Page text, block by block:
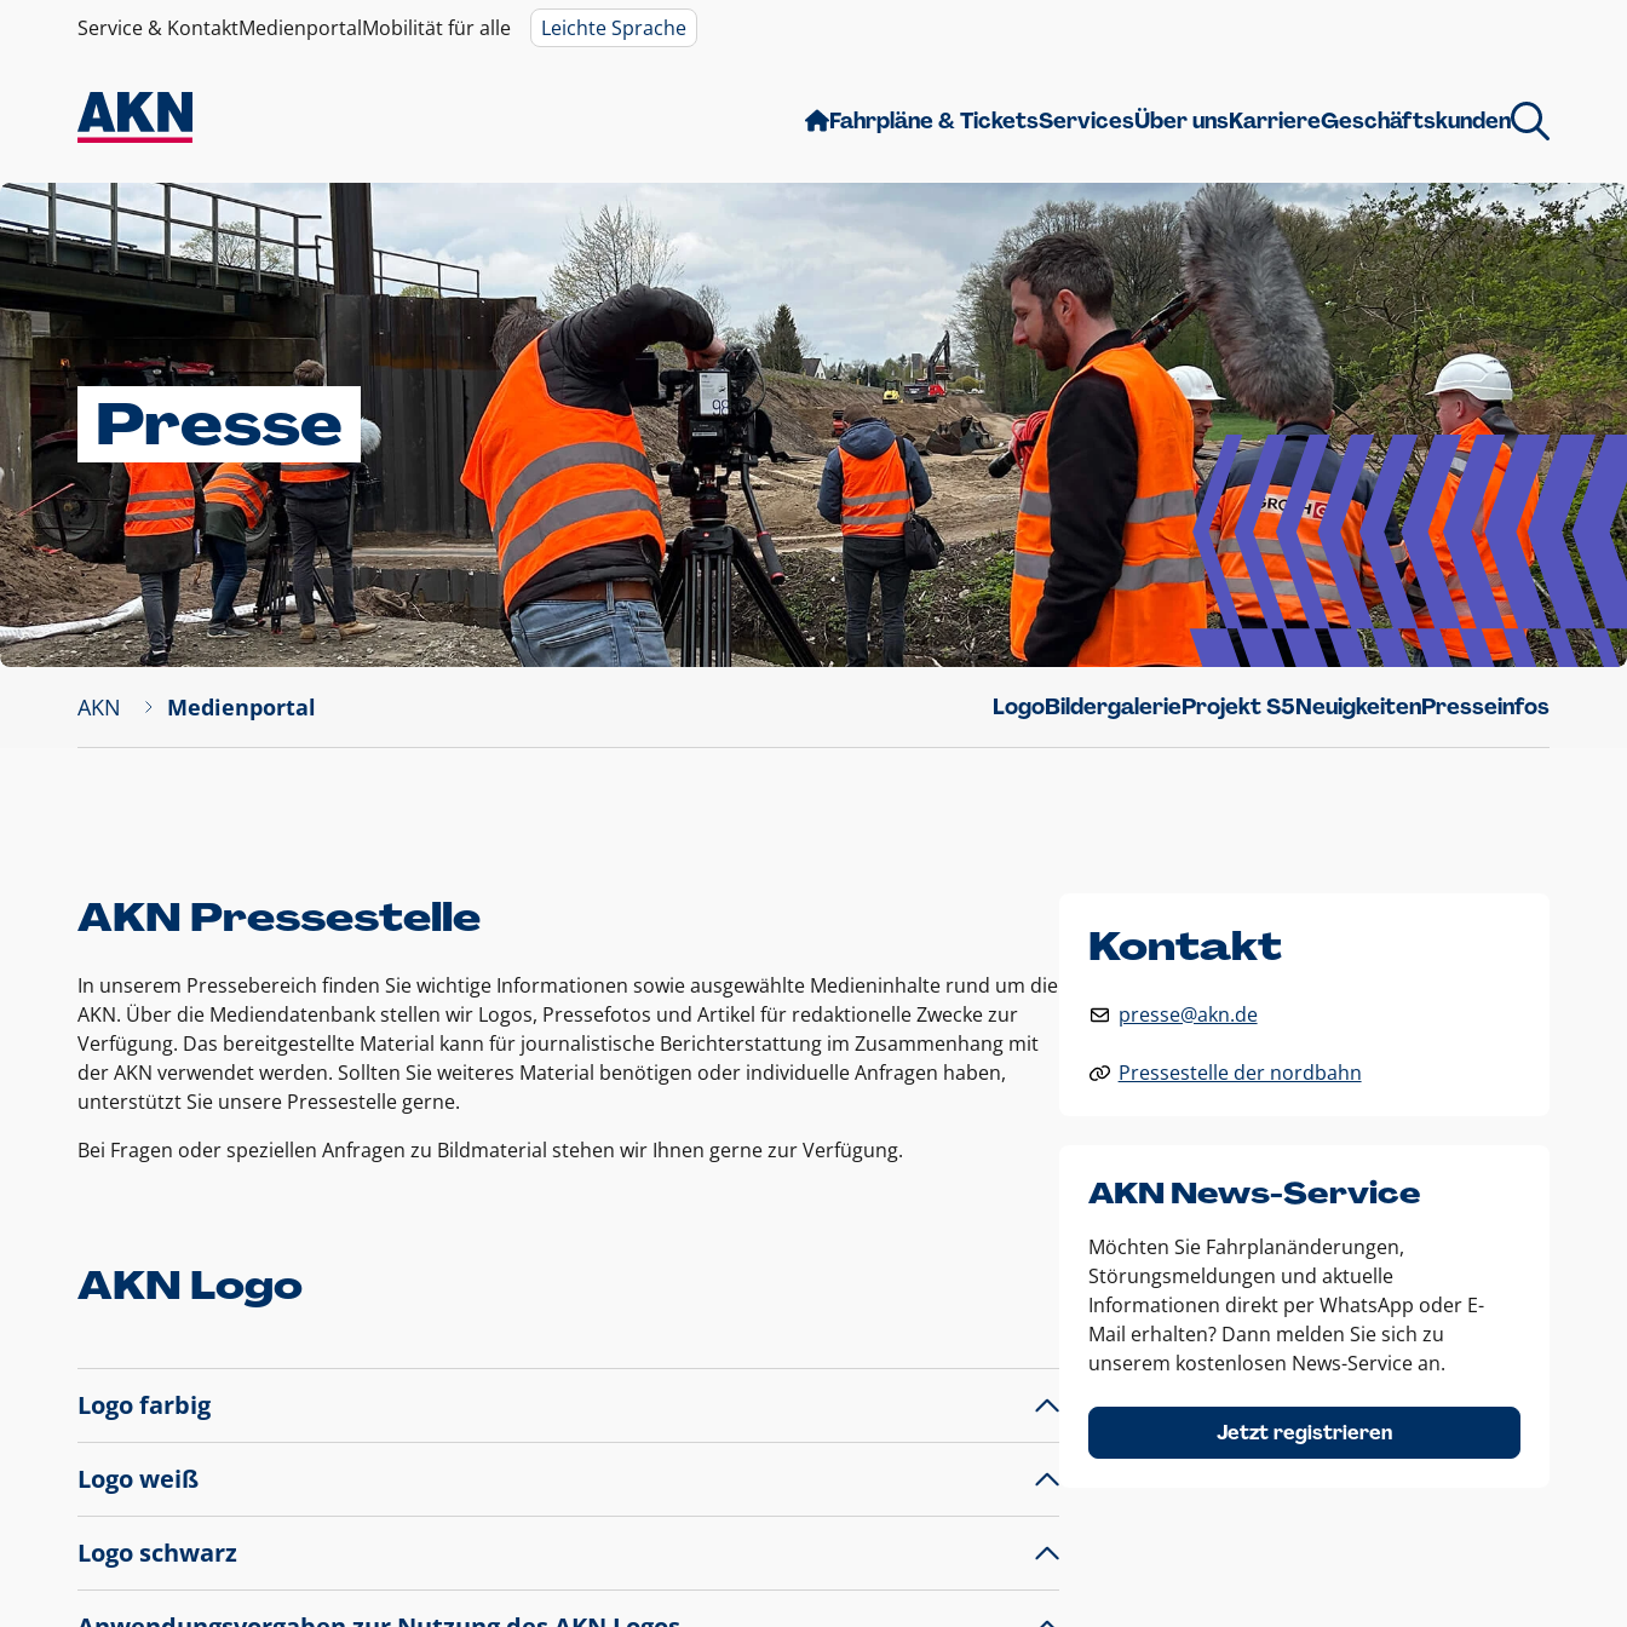
Service & KontaktMedienportalMobilität für alle Leichte Sprache
Fahrpläne & TicketsServicesÜber unsKarriereGeschäftskunden
Presse
AKN Medienportal LogoBildergalerieProjekt S5NeuigkeitenPresseinfos
AKN Pressestelle
In unserem Pressebereich finden Sie wichtige Informationen sowie ausgewählte Medieninhalte rund um die
AKN. Über die Mediendatenbank stellen wir Logos, Pressefotos und Artikel für redaktionelle Zwecke zur
Verfügung. Das bereitgestellte Material kann für journalistische Berichterstattung im Zusammenhang mit
der AKN verwendet werden. Sollten Sie weiteres Material benötigen oder individuelle Anfragen haben,
unterstützt Sie unsere Pressestelle gerne.
Bei Fragen oder speziellen Anfragen zu Bildmaterial stehen wir Ihnen gerne zur Verfügung.
AKN Logo
Logo farbig
Logo weiß
Logo schwarz
Kontakt
presse@akn.de
Pressestelle der nordbahn
AKN News-Service
Möchten Sie Fahrplanänderungen,
Störungsmeldungen und aktuelle
Informationen direkt per WhatsApp oder E-
Mail erhalten? Dann melden Sie sich zu
unserem kostenlosen News-Service an.
Jetzt registrieren